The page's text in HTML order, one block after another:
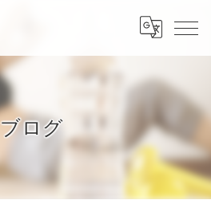
ブログ